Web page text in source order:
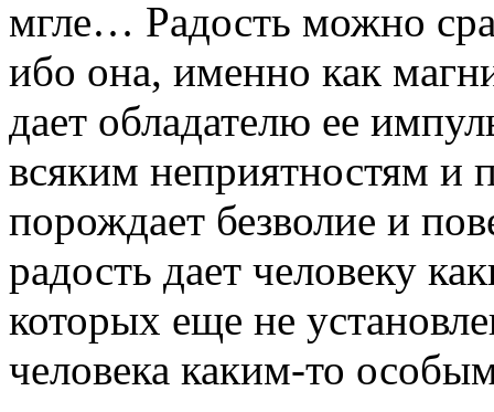
мгле… Радость можно
ибо она, именно как
дает обладателю ее
всяким неприятностям и
порождает безволие и
радость дает человеку
которых еще не
человека каким-то